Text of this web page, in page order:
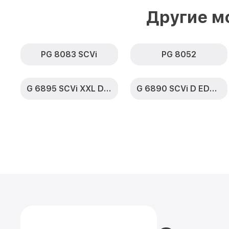
Другие
PG 8083 SCVi PG 8052
G 6895 SCVi XXL D ED230 2,0 k2o G 6890 SCVi D ED230 2,0 k2o